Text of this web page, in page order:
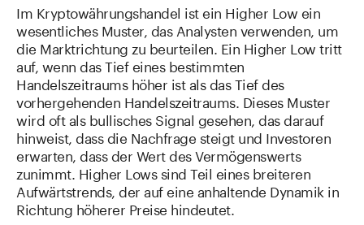
Im Kryptowährungshandel ist ein Higher Low ein
wesentliches Muster, das Analysten verwenden, um
die Marktrichtung zu beurteilen. Ein Higher Low tritt
auf, wenn das Tief eines bestimmten
Handelszeitraums höher ist als das Tief des
vorhergehenden Handelszeitraums. Dieses Muster
wird oft als bullisches Signal gesehen, das darauf
hinweist, dass die Nachfrage steigt und Investoren
erwarten, dass der Wert des Vermögenswerts
zunimmt. Higher Lows sind Teil eines breiteren
Aufwärtstrends, der auf eine anhaltende Dynamik in
Richtung höherer Preise hindeutet.